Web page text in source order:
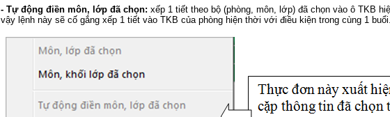
- Tự động điền môn, lớp đã chọn: xếp 1 tiết theo bộ (phòng, môn, lớp) đã chọn vào ô TKB
vậy lệnh này sẽ cố gắng xếp 1 tiết vào TKB của phòng hiện thời với điều kiện trong cùng 1 buổi.